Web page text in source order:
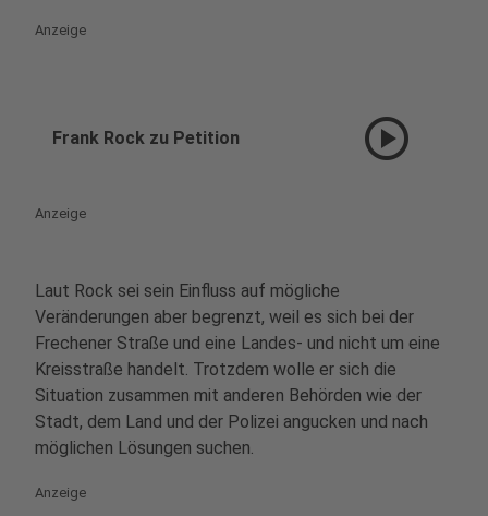
Anzeige
Frank Rock zu Petition play_circle
Anzeige
Laut Rock sei sein Einfluss auf mögliche
Veränderungen aber begrenzt, weil es sich bei der
Frechener Straße und eine Landes- und nicht um eine
Kreisstraße handelt. Trotzdem wolle er sich die
Situation zusammen mit anderen Behörden wie der
Stadt, dem Land und der Polizei angucken und nach
möglichen Lösungen suchen.
Anzeige